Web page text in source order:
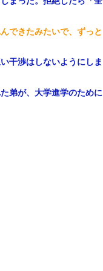
できたみたいで、ずっと
干渉はしないようにしま
弟が、大学進学のために